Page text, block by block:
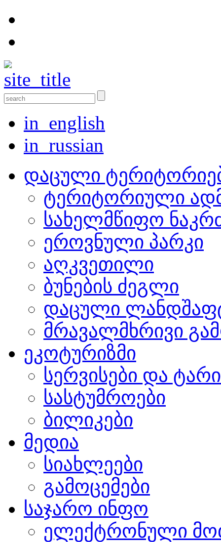
in_english
in_russian
დაცული
ტერიტორიული
სახელმწიფო
ეროვნული პარკი
აღკვეთილი
ბუნების ძეგლი
დაცული
მრავალმხრივი
ეკოტურიზმი
სერვისები და
სასტუმროები
ბილიკები
მედია
სიახლეები
გამოცემები
საჯარო ინფო
ელექტრონული